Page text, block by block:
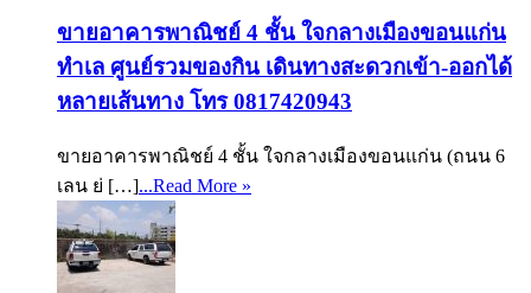
ขายอาคารพาณิชย์ 4 ชั้น ใจกลางเมืองขอนแก่น
ทำเล ศูนย์รวมของกิน เดินทางสะดวกเข้า-ออกได้
หลายเส้นทาง โทร 0817420943
ขายอาคารพาณิชย์ 4 ชั้น ใจกลางเมืองขอนแก่น (ถนน 6
เลน ย่ […]...Read More »